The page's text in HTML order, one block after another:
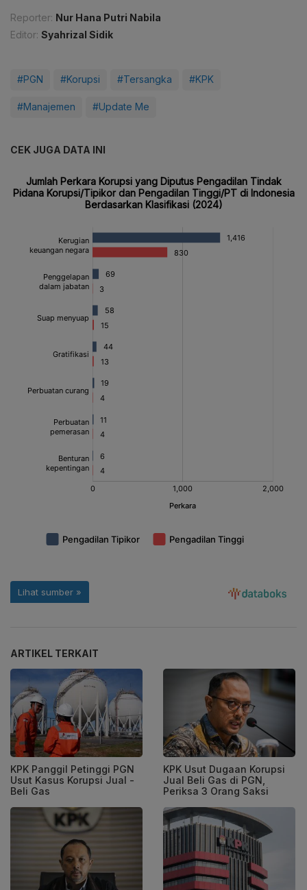
Reporter: Nur Hana Putri Nabila
Editor: Syahrizal Sidik
#PGN #Korupsi #Tersangka #KPK
#Manajemen #Update Me
CEK JUGA DATA INI
ARTIKEL TERKAIT
KPK Panggil Petinggi PGN
Usut Kasus Korupsi Jual -
Beli Gas
KPK Usut Dugaan Korupsi
Jual Beli Gas di PGN,
Periksa 3 Orang Saksi